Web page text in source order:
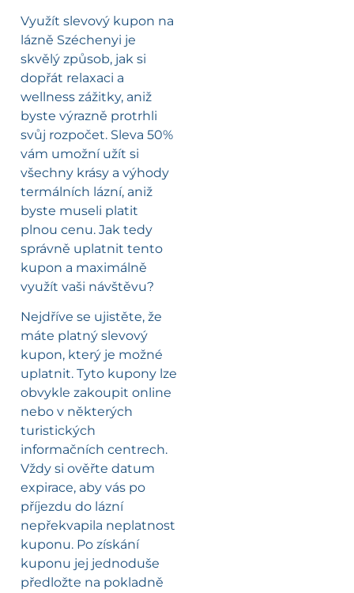
Využít slevový kupon na
lázně Széchenyi je
skvělý způsob, jak si
dopřát relaxaci a
wellness zážitky, aniž
byste výrazně protrhli
svůj rozpočet. Sleva 50%
vám umožní užít si
všechny krásy a výhody
termálních lázní, aniž
byste museli platit
plnou cenu. Jak tedy
správně uplatnit tento
kupon a maximálně
využít vaši návštěvu?
Nejdříve se ujistěte, že
máte platný slevový
kupon, který je možné
uplatnit. Tyto kupony lze
obvykle zakoupit online
nebo v některých
turistických
informačních centrech.
Vždy si ověřte datum
expirace, aby vás po
příjezdu do lázní
nepřekvapila neplatnost
kuponu. Po získání
kuponu jej jednoduše
předložte na pokladně